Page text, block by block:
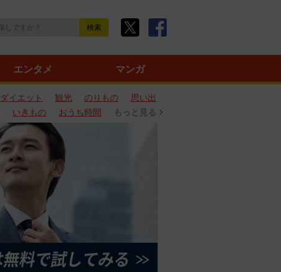
エンタメ マンガ
ダイエット 観光 のりもの
思い出
いきもの おうち時間 もっと見る